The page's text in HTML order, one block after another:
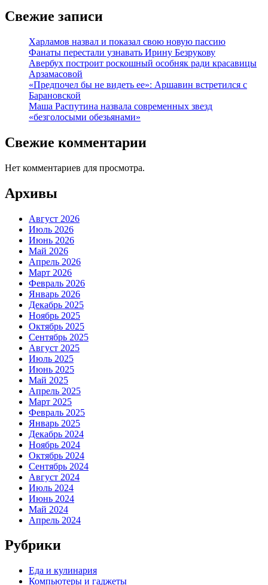
Свежие записи
Харламов назвал и показал свою новую пассию
Фанаты перестали узнавать Ирину Безрукову
Авербух построит роскошный особняк ради красавицы
Арзамасовой
«Предпочел бы не видеть ее»: Аршавин встретился с
Барановской
Маша Распутина назвала современных звезд
«безголосыми обезьянами»
Свежие комментарии
Нет комментариев для просмотра.
Архивы
Август 2026
Июль 2026
Июнь 2026
Май 2026
Апрель 2026
Март 2026
Февраль 2026
Январь 2026
Декабрь 2025
Ноябрь 2025
Октябрь 2025
Сентябрь 2025
Август 2025
Июль 2025
Июнь 2025
Май 2025
Апрель 2025
Март 2025
Февраль 2025
Январь 2025
Декабрь 2024
Ноябрь 2024
Октябрь 2024
Сентябрь 2024
Август 2024
Июль 2024
Июнь 2024
Май 2024
Апрель 2024
Рубрики
Еда и кулинария
Компьютеры и гаджеты